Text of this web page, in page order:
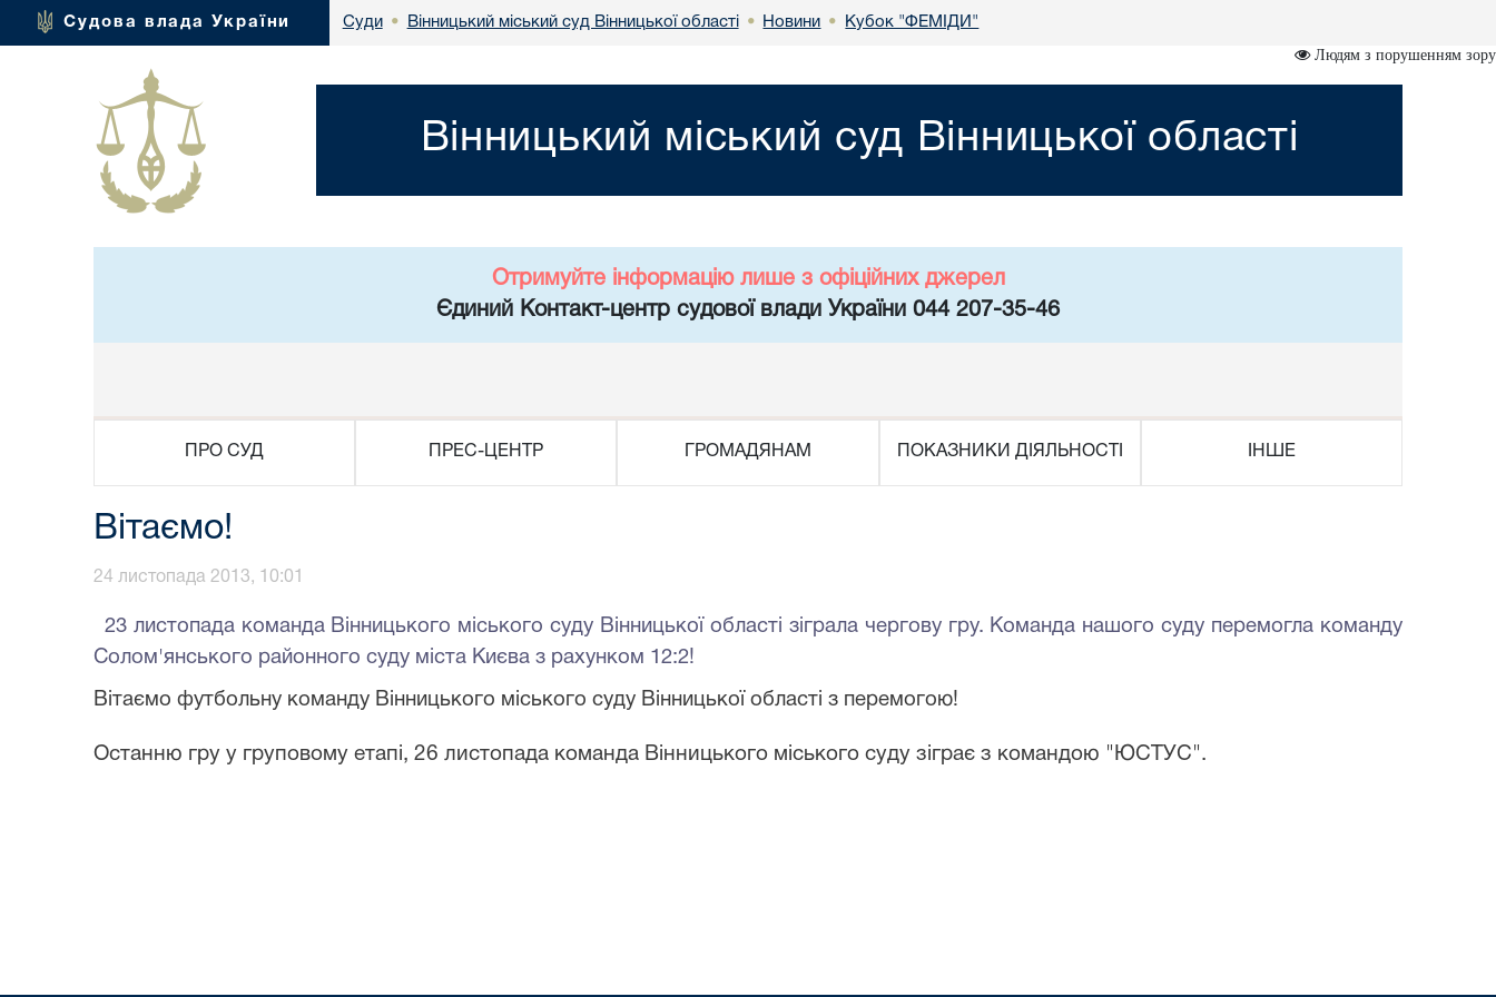
Судова влада України Суди • Вінницький міський суд Вінницької області • Новини • Кубок "ФЕМІДИ"
Людям з порушенням зору
Вінницький міський суд Вінницької області
Отримуйте інформацію лише з офіційних джерел
Єдиний Контакт-центр судової влади України 044 207-35-46
ПРО СУД ПРЕС-ЦЕНТР ГРОМАДЯНАМ ПОКАЗНИКИ ДІЯЛЬНОСТІ ІНШЕ
Вітаємо!
24 листопада 2013, 10:01
23листопада командаВінницького міського суду Вінницької області зіграла чергову гру. Команда нашого суду перемогла команду
Солом'янського районного суду міста Києва з рахунком 12:2!
Вітаємо футбольну команду Вінницького міського суду Вінницької області з перемогою!
Останню гру у груповому етапі, 26 листопада команда Вінницького міського суду зіграє з командою "ЮСТУС".